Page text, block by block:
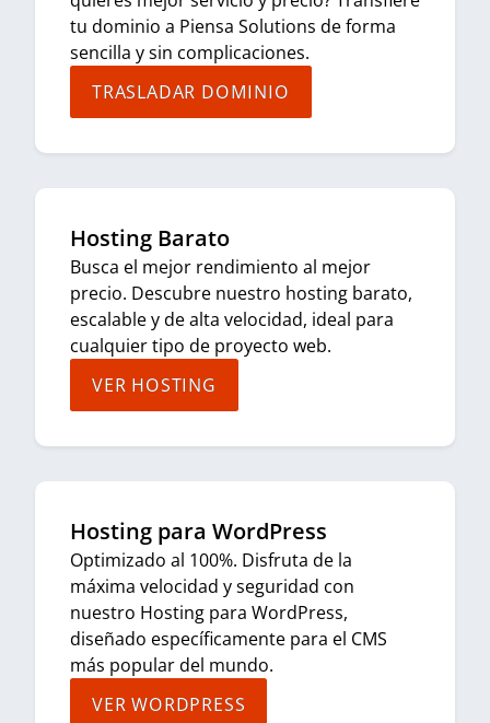
tu dominio a Piensa Solutions de forma
sencilla y sin complicaciones.
TRASLADAR DOMINIO
Hosting Barato
Busca el mejor rendimiento al mejor
precio. Descubre nuestro hosting barato,
escalable y de alta velocidad, ideal para
cualquier tipo de proyecto web.
VER HOSTING
Hosting para WordPress
Optimizado al 100%. Disfruta de la
máxima velocidad y seguridad con
nuestro Hosting para WordPress,
diseñado específicamente para el CMS
más popular del mundo.
VER WORDPRESS